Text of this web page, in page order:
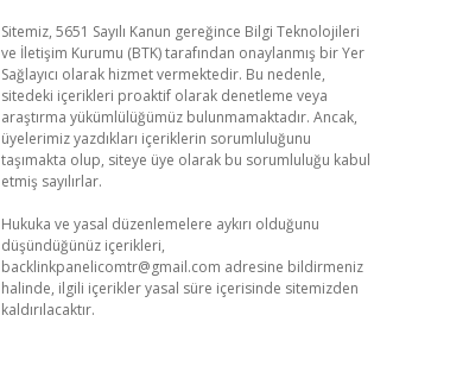
Sitemiz, 5651 Sayılı Kanun gereğince Bilgi Teknolojileri
ve İletişim Kurumu (BTK) tarafından onaylanmış bir Yer
Sağlayıcı olarak hizmet vermektedir. Bu nedenle,
sitedeki içerikleri proaktif olarak denetleme veya
araştırma yükümlülüğümüz bulunmamaktadır. Ancak,
üyelerimiz yazdıkları içeriklerin sorumluluğunu
taşımakta olup, siteye üye olarak bu sorumluluğu kabul
etmiş sayılırlar.
Hukuka ve yasal düzenlemelere aykırı olduğunu
düşündüğünüz içerikleri,
backlinkpanelicomtr@gmail.com adresine bildirmeniz
halinde, ilgili içerikler yasal süre içerisinde sitemizden
kaldırılacaktır.